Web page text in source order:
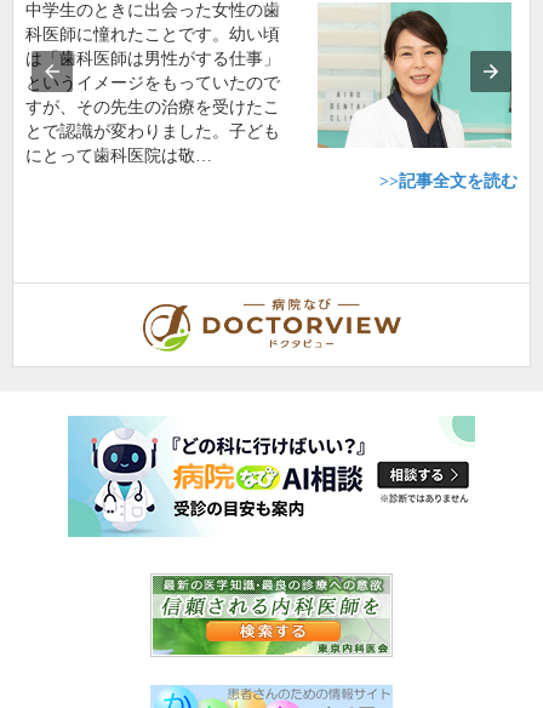
中学生のときに出会った女性の歯
科医師に憧れたことです。幼い頃
は「歯科医師は男性がする仕事」
というイメージをもっていたので
すが、その先生の治療を受けたこ
とで認識が変わりました。子ども
にとって歯科医院は敬…
>>記事全文を読む